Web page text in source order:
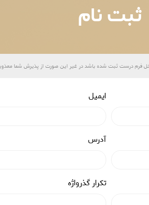
ثبت نام
فرم درست ثبت شده باشد در غیر این صورت از پذیرش شما
ایمیل
آدرس
تکرار گذرواژه